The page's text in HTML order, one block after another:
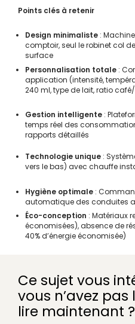
Points clés à retenir
Design minimaliste :
comptoir, seul le robinet col
surface
Personnalisation totale :
application (intensité,
240 ml, type de lait, ratio
Gestion intelligente :
temps réel des
rapports détaillés
Technologie unique :
vers le bas) avec chauffe
Hygiène optimale :
automatique des conduites
Éco-conception : Matériaux
économisées), absence de
40% d’énergie économisée)
Ce sujet vous
vous n’avez
lire maintenant ?